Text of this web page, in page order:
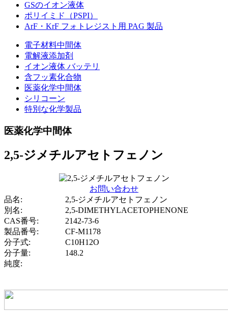
GSのイオン液体
ポリイミド（PSPI）
ArF・KrF フォトレジスト用 PAG 製品
電子材料中間体
電解液添加剤
イオン液体 バッテリ
含フッ素化合物
医薬化学中間体
シリコーン
特別な化学製品
医薬化学中間体
2,5-ジメチルアセトフェノン
お問い合わせ
品名:
2,5-ジメチルアセトフェノン
別名:
2,5-DIMETHYLACETOPHENONE
CAS番号:
2142-73-6
製品番号:
CF-M1178
分子式:
C10H12O
分子量:
148.2
純度: